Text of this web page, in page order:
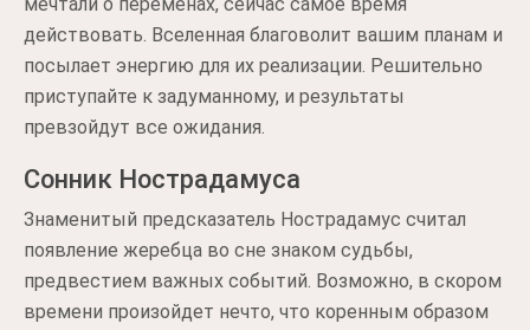
действовать. Вселенная благоволит вашим планам и
посылает энергию для их реализации. Решительно
приступайте к задуманному, и результаты
превзойдут все ожидания.
Сонник Нострадамуса
Знаменитый предсказатель Нострадамус считал
появление жеребца во сне знаком судьбы,
предвестием важных событий. Возможно, в скором
времени произойдет нечто, что коренным образом